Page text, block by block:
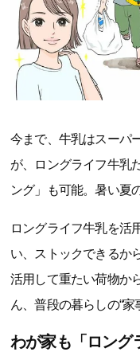
今まで、牛乳はスーパ
が、ロングライフ牛乳
ング」も可能。暑い夏
ロングライフ牛乳を活
い、ストックできるか
活用して重たい荷物か
ん、普段の暮らしの“家
わが家も「ロング